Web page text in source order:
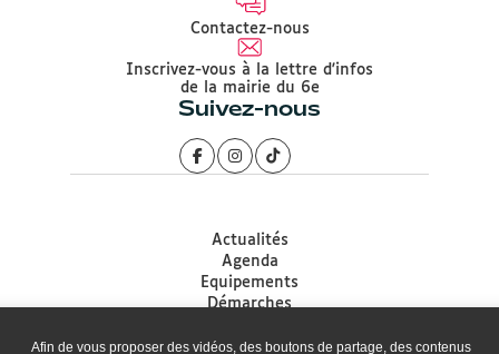
Afin de vous proposer des vidéos, des boutons de partage, des contenus
Contactez-nous
Inscrivez-vous à la lettre d'infos
de la mairie du 6e
Suivez-nous
Actualités
Agenda
Equipements
Démarches
Accessibilité